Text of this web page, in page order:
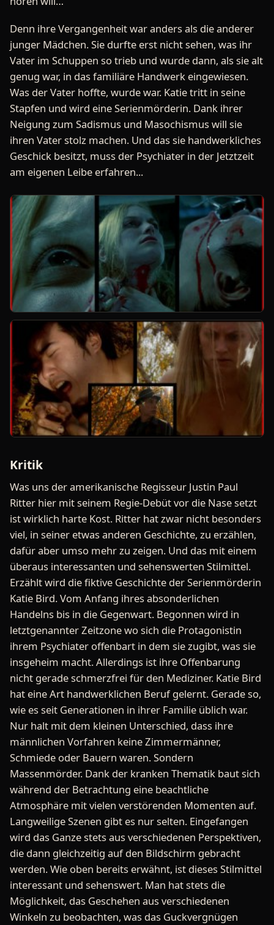
Denn ihre Vergangenheit war anders als die anderer
junger Mädchen. Sie durfte erst nicht sehen, was ihr
Vater im Schuppen so trieb und wurde dann, als sie alt
genug war, in das familiäre Handwerk eingewiesen.
Was der Vater hoffte, wurde war. Katie tritt in seine
Stapfen und wird eine Serienmörderin. Dank ihrer
Neigung zum Sadismus und Masochismus will sie
ihren Vater stolz machen. Und das sie handwerkliches
Geschick besitzt, muss der Psychiater in der Jetztzeit
am eigenen Leibe erfahren...
Kritik
Was uns der amerikanische Regisseur Justin Paul
Ritter hier mit seinem Regie-Debüt vor die Nase setzt
ist wirklich harte Kost. Ritter hat zwar nicht besonders
viel, in seiner etwas anderen Geschichte, zu erzählen,
dafür aber umso mehr zu zeigen. Und das mit einem
überaus interessanten und sehenswerten Stilmittel.
Erzählt wird die fiktive Geschichte der Serienmörderin
Katie Bird. Vom Anfang ihres absonderlichen
Handelns bis in die Gegenwart. Begonnen wird in
letztgenannter Zeitzone wo sich die Protagonistin
ihrem Psychiater offenbart in dem sie zugibt, was sie
insgeheim macht. Allerdings ist ihre Offenbarung
nicht gerade schmerzfrei für den Mediziner. Katie Bird
hat eine Art handwerklichen Beruf gelernt. Gerade so,
wie es seit Generationen in ihrer Familie üblich war.
Nur halt mit dem kleinen Unterschied, dass ihre
männlichen Vorfahren keine Zimmermänner,
Schmiede oder Bauern waren. Sondern
Massenmörder. Dank der kranken Thematik baut sich
während der Betrachtung eine beachtliche
Atmosphäre mit vielen verstörenden Momenten auf.
Langweilige Szenen gibt es nur selten. Eingefangen
wird das Ganze stets aus verschiedenen Perspektiven,
die dann gleichzeitig auf den Bildschirm gebracht
werden. Wie oben bereits erwähnt, ist dieses Stilmittel
interessant und sehenswert. Man hat stets die
Möglichkeit, das Geschehen aus verschiedenen
Winkeln zu beobachten, was das Guckvergnügen